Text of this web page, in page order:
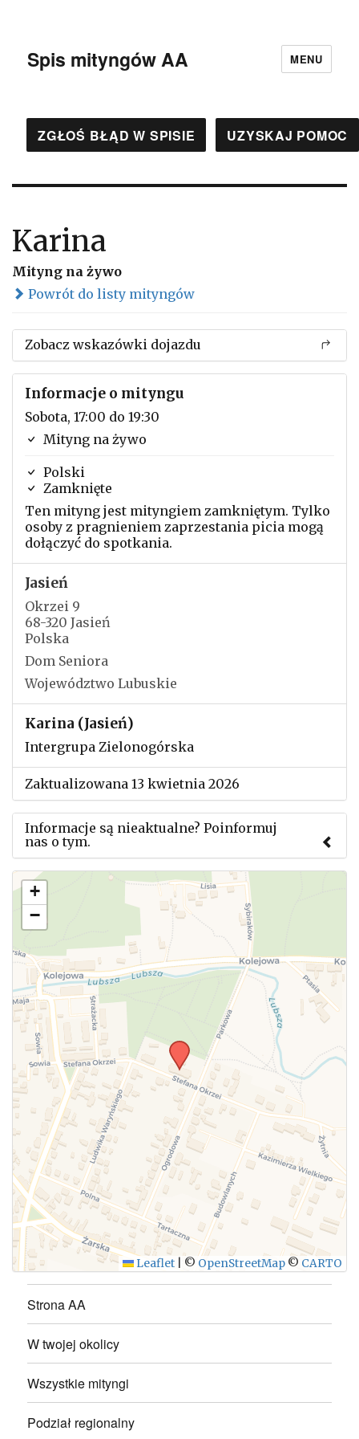
Spis mityngów AA MENU
ZGŁOŚ BŁĄD W SPISIE UZYSKAJ POMOC
Karina
Mityng na żywo
Powrót do listy mityngów
Zobacz wskazówki dojazdu
Informacje o mityngu
Sobota, 17:00 do 19:30
Mityng na żywo
Polski
Zamknięte
Ten mityng jest mityngiem zamkniętym. Tylko
osoby z pragnieniem zaprzestania picia mogą
dołączyć do spotkania.
Jasień
Okrzei 9
68-320 Jasień
Polska
Dom Seniora
Województwo Lubuskie
Karina (Jasień)
Intergrupa Zielonogórska
Zaktualizowana 13 kwietnia 2026
Informacje są nieaktualne? Poinformuj
nas o tym.
Użyj tego formularza aby przesłać informację o
zmianach w powyższym mityngu.
WYŚLIJ
+
−
Leaflet © OpenStreetMap © CARTO
Strona AA
W twojej okolicy
Wszystkie mityngi
Podział regionalny